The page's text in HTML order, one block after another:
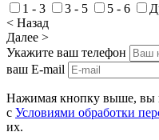
1 - 3
3 - 5 5 - 6
< Назад
Далее >
Укажите ваш телефон
ваш E-mail
Нажимая кнопку выше, вы
с Условиями обработки
их.